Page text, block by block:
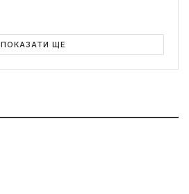
ПОКАЗАТИ ЩЕ